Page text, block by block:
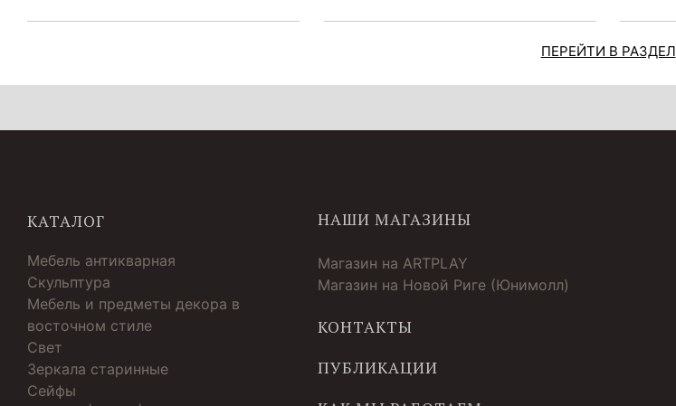
ПЕРЕЙТИ В РАЗДЕЛ
КАТАЛОГ
Мебель антикварная
Скульптура
Мебель и предметы декора в
восточном стиле
Свет
Зеркала старинные
Cейфы
НАШИ МАГАЗИНЫ
Магазин на ARTPLAY
Магазин на Новой Риге (Юнимолл)
КОНТАКТЫ
ПУБЛИКАЦИИ